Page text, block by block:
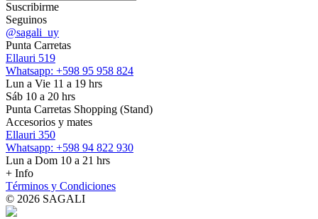
Suscribirme
Seguinos
@sagali_uy
Punta Carretas
Ellauri 519
Whatsapp: +598 95 958 824
Lun a Vie 11 a 19 hrs
Sáb 10 a 20 hrs
Punta Carretas Shopping (Stand)
Accesorios y mates
Ellauri 350
Whatsapp: +598 94 822 930
Lun a Dom 10 a 21 hrs
+ Info
Términos y Condiciones
© 2026 SAGALI